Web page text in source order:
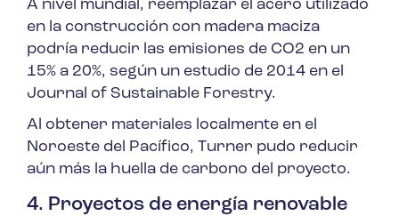
A nivel mundial, reemplazar el acero utilizado
en la construcción con madera maciza
podría reducir las emisiones de CO2 en un
15% a 20%, según un estudio de 2014 en el
Journal of Sustainable Forestry.
Al obtener materiales localmente en el
Noroeste del Pacífico, Turner pudo reducir
aún más la huella de carbono del proyecto.
4. Proyectos de energía renovable